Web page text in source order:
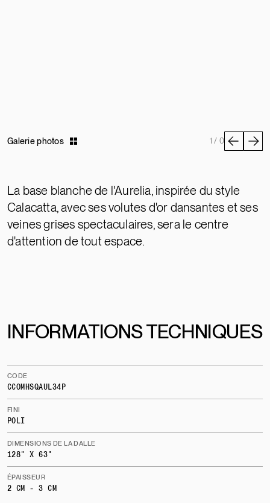
Galerie photos 1 / 0
La base blanche de l'Aurelia, inspirée du style
Calacatta, avec ses volutes d'or dansantes et ses
veines grises spectaculaires, sera le centre
d'attention de tout espace.
INFORMATIONS TECHNIQUES
CODE
CCOMHSQAUL34P
FINI
POLI
DIMENSIONS DE LA DALLE
128" X 63"
ÉPAISSEUR
2 CM - 3 CM